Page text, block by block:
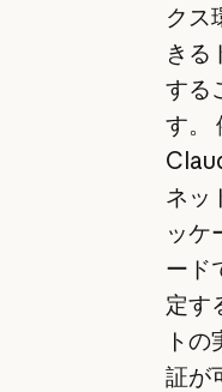
クス
きる
する
す。
ネッ
ッケ
ード
定す
ト
証が